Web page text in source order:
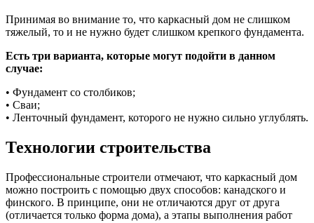
Принимая во внимание то, что каркасный дом не слишком
тяжелый, то и не нужно будет слишком крепкого фундамента.
Есть три варианта, которые могут подойти в данном
случае:
• Фундамент со столбиков;
• Сваи;
• Ленточный фундамент, которого не нужно сильно углублять.
Технологии строительства
Профессиональные строители отмечают, что каркасный дом
можно построить с помощью двух способов: канадского и
финского. В принципе, они не отличаются друг от друга
(отличается только форма дома), а этапы выполнения работ